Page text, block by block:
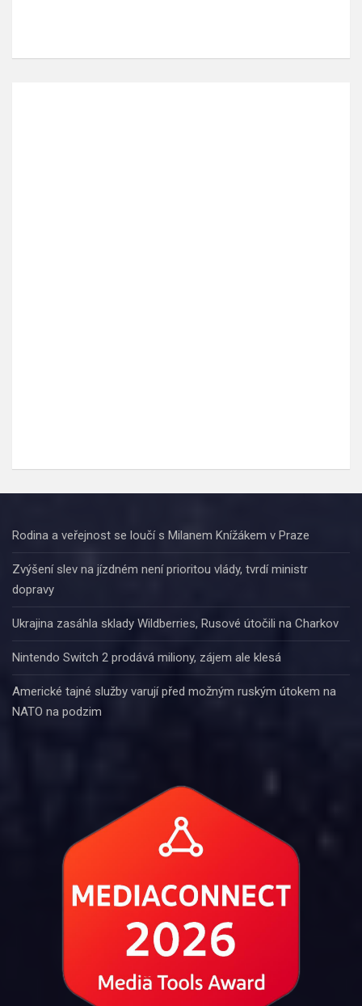
Rodina a veřejnost se loučí s Milanem Knížákem v Praze
Zvýšení slev na jízdném není prioritou vlády, tvrdí ministr
dopravy
Ukrajina zasáhla sklady Wildberries, Rusové útočili na Charkov
Nintendo Switch 2 prodává miliony, zájem ale klesá
Americké tajné služby varují před možným ruským útokem na
NATO na podzim